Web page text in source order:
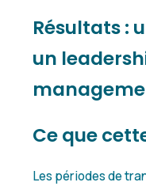
Résultats :
un
Ce que
Les périodes de